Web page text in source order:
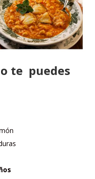
te puedes